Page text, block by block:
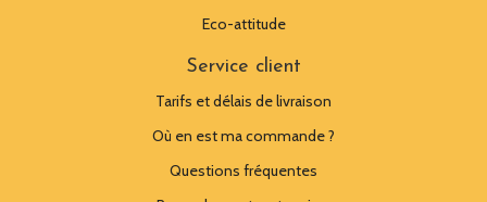
Eco-attitude
Service client
Tarifs et délais de livraison
Où en est ma commande ?
Questions fréquentes